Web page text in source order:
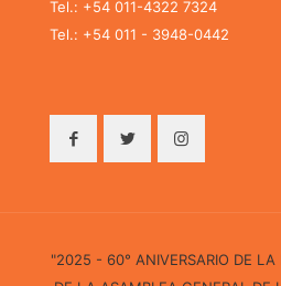
Tel.: +54 011-4322 7324
Tel.: +54 011 - 3948-0442
"2025 - 60° ANIVERSARIO DE